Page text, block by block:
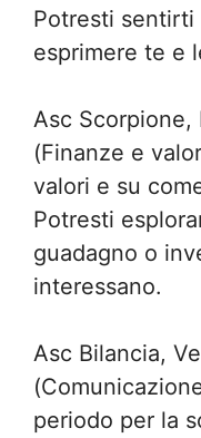
Potresti sentirti
esprimere te e
Asc Scorpione,
(Finanze e
valori e su
Potresti
guadagno o
interessano.
Asc Bilancia,
periodo per la